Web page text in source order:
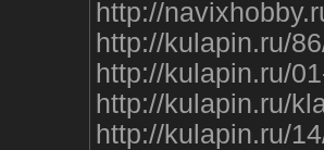
http://
http://kulapin.ru/
http://kulapin.ru/
http://kulapin.ru/
http://kulapin.ru/